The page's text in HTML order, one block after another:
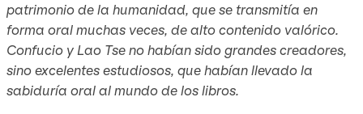
patrimonio de la humanidad, que se transmitía en
forma oral muchas veces, de alto contenido valórico.
Confucio y Lao Tse no habían sido grandes creadores,
sino excelentes estudiosos, que habían llevado la
sabiduría oral al mundo de los libros.